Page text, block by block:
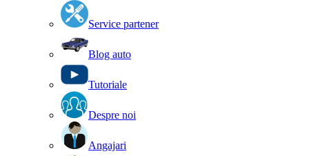
Service partener
Blog auto
Tutoriale
Despre noi
Angajari